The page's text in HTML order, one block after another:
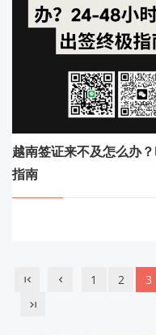
越南签证来不及怎么办
指南
1 2 3